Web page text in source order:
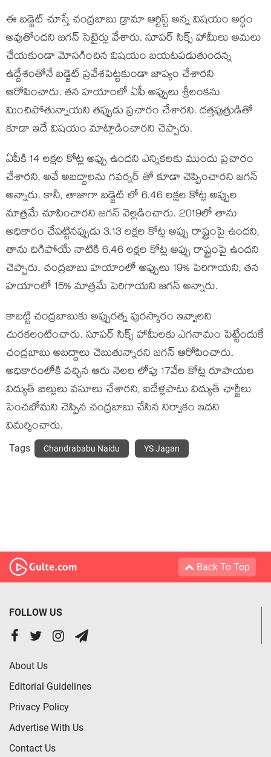
ఈ బడ్జెట్ చూస్తే చంద్రబాబు డ్రామా ఆర్టిస్ట్ అన్న విషయం అర్థం
అవుతోందని జగన్ సెటైర్లు వేశారు. సూపర్ సిక్స్ హామీలు అమలు
చేయకుండా మోసగించిన విషయం బయటపడుతుందన్న
ఉద్దేశంతోనే బడ్జెట్ ప్రవేశపెట్టకుండా జాప్యం చేశారని
ఆరోపించారు. తన హయాంలో ఏపీ అప్పులు శ్రీలంకను
మించిపోతున్నాయని తప్పుడు ప్రచారం చేశారని. దత్తపుత్రుడితో
కూడా ఇదే విషయం మాట్లాడించారని చెప్పారు.
ఏపీకి 14 లక్షల కోట్ల అప్పు ఉందని ఎన్నికలకు ముందు ప్రచారం
చేశారని, అవే అబద్దాలను గవర్నర్ తో కూడా చెప్పించారని జగన్
అన్నారు. కానీ, తాజాగా బడ్జెట్ లో 6.46 లక్షల కోట్ల అప్పుల
మాత్రమే చూపించారని జగన్ వెల్లడించారు. 2019లో తాను
అధికారం చేపట్టినప్పుడు 3.13 లక్షల కోట్ల అప్పు రాష్ట్రంపై ఉందని,
తాను దిగిపోయే నాటికి 6.46 లక్షల కోట్ల అప్పు రాష్ట్రంపై ఉందని
చెప్పారు. చంద్రబాబు హయాంలో అప్పులు 19% పెరిగాయని, తన
హయాంలో 15% మాత్రమే పెరిగాయని జగన్ అన్నారు.
కాబట్టి చంద్రబాబుకు అప్పురత్న పురస్కారం ఇవ్వాలని
చురకలంటించారు. సూపర్ సిక్స్ హామీలకు ఎగనామం పెట్టేందుకే
చంద్రబాబు అబద్దాలు చెబుతున్నారని జగన్ ఆరోపించారు.
అధికారంలోకి వచ్చిన ఆరు నెలల లోపు 17వేల కోట్ల రూపాయల
విద్యుత్ బిల్లులు వసూలు చేశారని, ఐదేళ్లపాటు విద్యుత్ ఛార్జీలు
పెంచబోమని చెప్పిన చంద్రబాబు చేసిన నిర్వాకం ఇదని
విమర్శించారు.
Tags Chandrababu Naidu YS Jagan
Back To Top
FOLLOW US
About Us
Editorial Guidelines
Privacy Policy
Advertise With Us
Contact Us